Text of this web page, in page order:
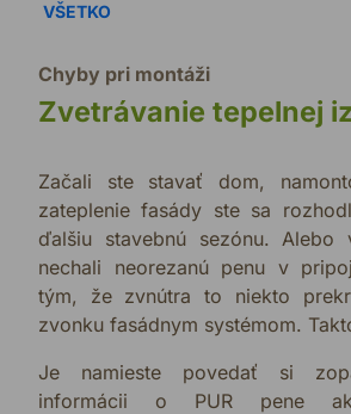
VŠETKO
Chyby pri montáži
Zvetrávanie tepelnej
Začali ste stavať dom,
zateplenie fasády ste sa
ďalšiu stavebnú sezónu. Alebo
nechali neorezanú penu v
tým, že zvnútra to niekto
zvonku fasádnym systémom.
Je namieste povedať si
informácii o PUR pene